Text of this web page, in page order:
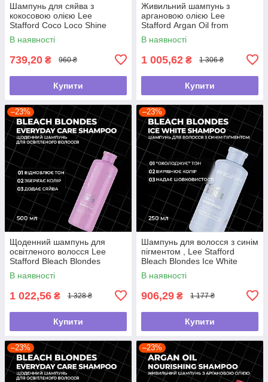
Шампунь для сяйва з
кокосовою олією Lee
Stafford Coco Loco Shine
Shampoo, 500 мл
В наявності
739,20 ₴ 960 ₴
Купити
Живильний шампунь з
аргановою олією Lee
Stafford Argan Oil from
Morocco Nourishing Shampoo,
500 мл
В наявності
1 005,62 ₴ 1 306 ₴
Купити
–23%
Щоденний шампунь для
освітленого волосся Lee
Stafford Bleach Blondes
Everyday Care Shampoo, 500
мл
В наявності
1 022,56 ₴ 1 328 ₴
Купити
–23%
Шампунь для волосся з синім
пігментом , Lee Stafford
Bleach Blondes Ice White
Toning Shampoo ,250мл
В наявності
906,29 ₴ 1 177 ₴
Купити
–23% –23%